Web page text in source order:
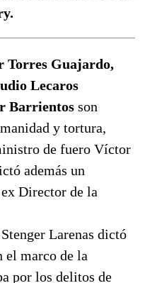
Torres Guajardo,
Lecaros
Barrientos son
y tortura,
de fuero Víctor
además un
Director de la
Larenas dictó
el marco de la
por los delitos de